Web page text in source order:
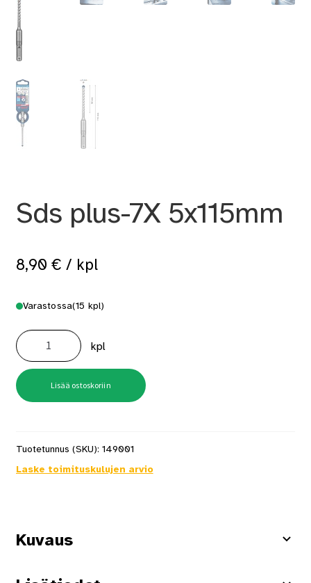
Sds plus-7X 5x115mm
8,90 € / kpl
Varastossa(15 kpl)
Sds
plus-
7X
5x115mm
määrä
kpl
Lisää ostoskoriin
Tuotetunnus (SKU): 149001
Laske toimituskulujen arvio
Kuvaus